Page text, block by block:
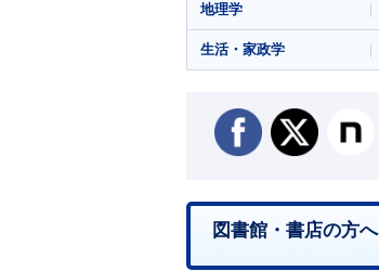
地理学
生活・家政学
図書館・書店の方へ